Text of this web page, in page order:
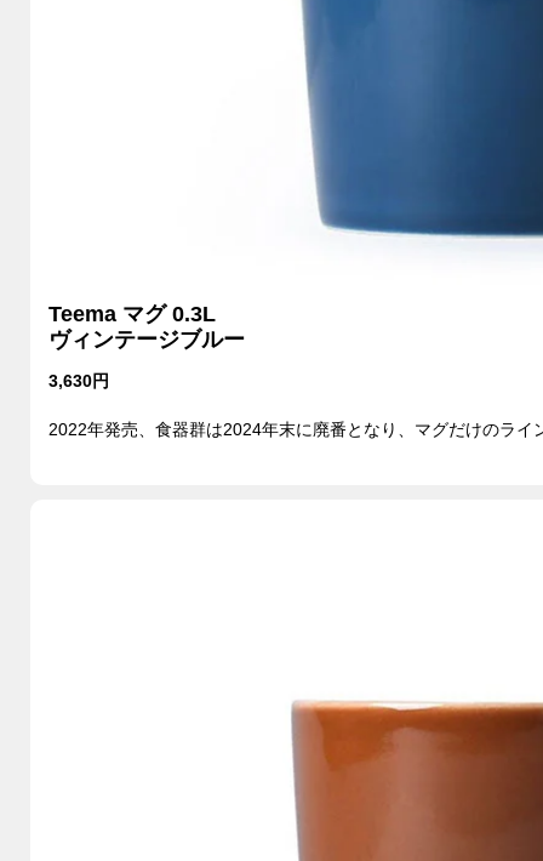
Teema マグ 0.3L
ヴィンテージブルー
3,630円
2022年発売、食器群は2024年末に廃番となり、マグだけのライ